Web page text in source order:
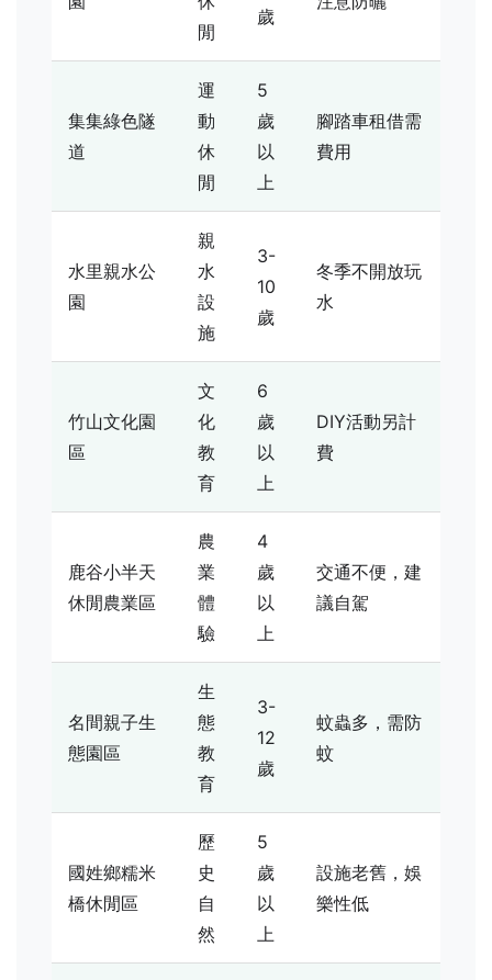
閒
歲
集集綠色隧
道
運
動
休
閒
5
歲
以
上
腳踏車租借需
費用
水里親水公
園
親
水
設
施
3-
10
歲
冬季不開放玩
水
竹山文化園
區
文
化
教
育
6
歲
以
上
DIY活動另計
費
鹿谷小半天
休閒農業區
農
業
體
驗
4
歲
以
上
交通不便，建
議自駕
名間親子生
態園區
生
態
教
育
3-
12
歲
蚊蟲多，需防
蚊
國姓鄉糯米
橋休閒區
歷
史
自
然
5
歲
以
上
設施老舊，娛
樂性低